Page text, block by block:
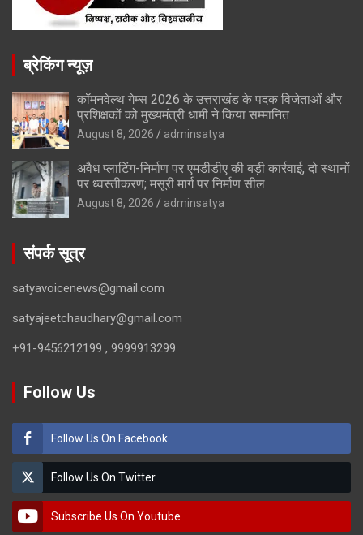
ब्रेकिंग न्यूज़
कॉमनवेल्थ गेम्स 2026 के उत्तराखंड के पदक विजेताओं और
प्रशिक्षकों को मुख्यमंत्री धामी ने किया सम्मानित
August 8, 2026 adminsatya
अवैध प्लाटिंग-निर्माण पर एमडीडीए की बड़ी कार्रवाई, दो स्थानों
पर ध्वस्तीकरण; मसूरी मार्ग पर निर्माण सील
August 8, 2026 adminsatya
संपर्क सूत्र
satyavoicenews@gmail.com
satyajeetchaudhary@gmail.com
+91-9456212199 , 9999913299
Follow Us
Follow Us On Facebook
Follow Us On Twitter
Subscribe Us On Youtube